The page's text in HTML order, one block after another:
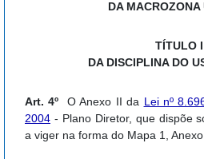
DA MACROZONA
TÍTULO I
DA DISCIPLINA DO
Art. 4ºO Anexo II da Lei nº
2004 - Plano Diretor, que dispõe
a viger na forma do Mapa 1,